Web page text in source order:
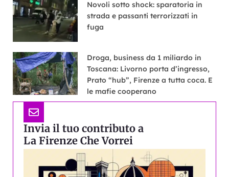
Novoli sotto shock: sparatoria in
strada e passanti terrorizzati in
fuga
Droga, business da 1 miliardo in
Toscana: Livorno porta d’ingresso,
Prato “hub”, Firenze a tutta coca. E
le mafie cooperano
Invia il tuo contributo a
La Firenze Che Vorrei